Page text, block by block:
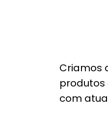
Criamos
produtos
com